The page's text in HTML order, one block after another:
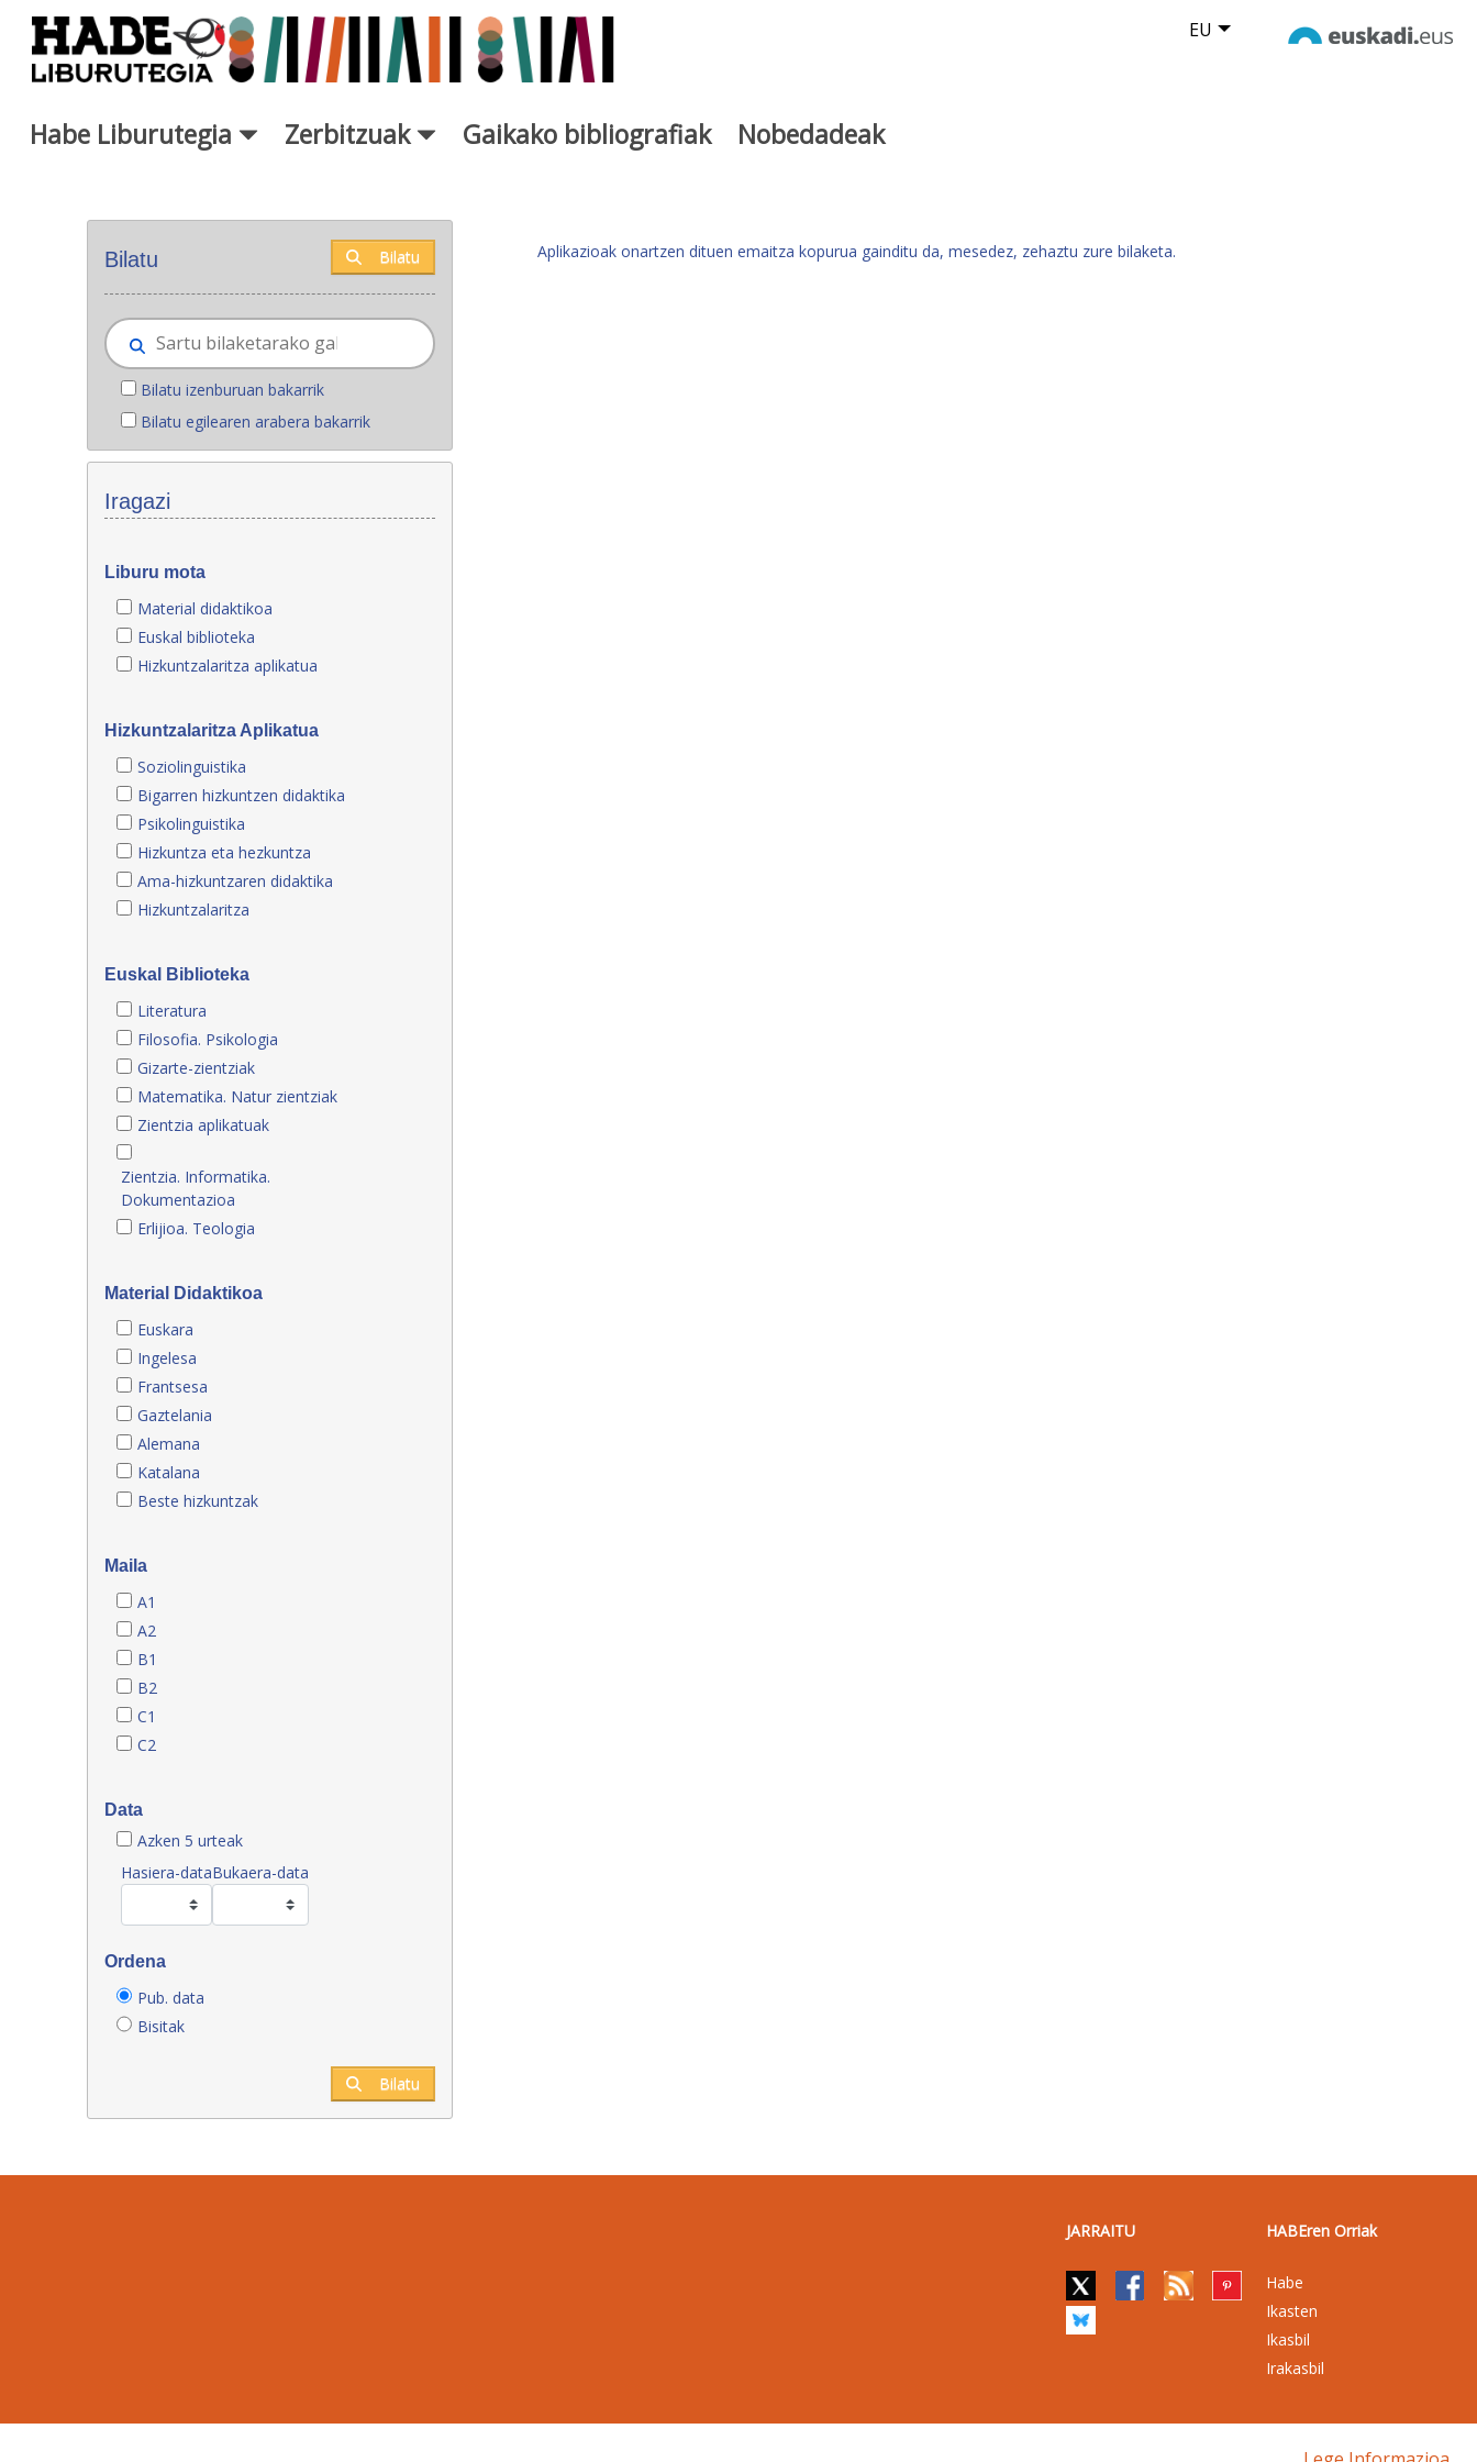
Eduki nagusira joan EU
Habe Liburutegia Zerbitzuak Gaikako bibliografiak Nobedadeak
Bilatu Bilatu
Bilatu izenburuan bakarrik
Bilatu egilearen arabera bakarrik
Iragazi
Liburu mota
Material didaktikoa
Euskal biblioteka
Hizkuntzalaritza aplikatua
Hizkuntzalaritza Aplikatua
Soziolinguistika
Bigarren hizkuntzen didaktika
Psikolinguistika
Hizkuntza eta hezkuntza
Ama-hizkuntzaren didaktika
Hizkuntzalaritza
Euskal Biblioteka
Literatura
Filosofia. Psikologia
Gizarte-zientziak
Matematika. Natur zientziak
Zientzia aplikatuak
Zientzia. Informatika.
Dokumentazioa
Erlijioa. Teologia
Material Didaktikoa
Euskara
Ingelesa
Frantsesa
Gaztelania
Alemana
Katalana
Beste hizkuntzak
Maila
A1
A2
B1
B2
C1
C2
Data
Azken 5 urteak
Hasiera-dataBukaera-data
Ordena
Pub. data
Bisitak
Bilatu
Aplikazioak onartzen dituen emaitza kopurua gainditu da, mesedez, zehaztu zure bilaketa.
JARRAITU HABEren Orriak
Habe
Ikasten
Ikasbil
Irakasbil